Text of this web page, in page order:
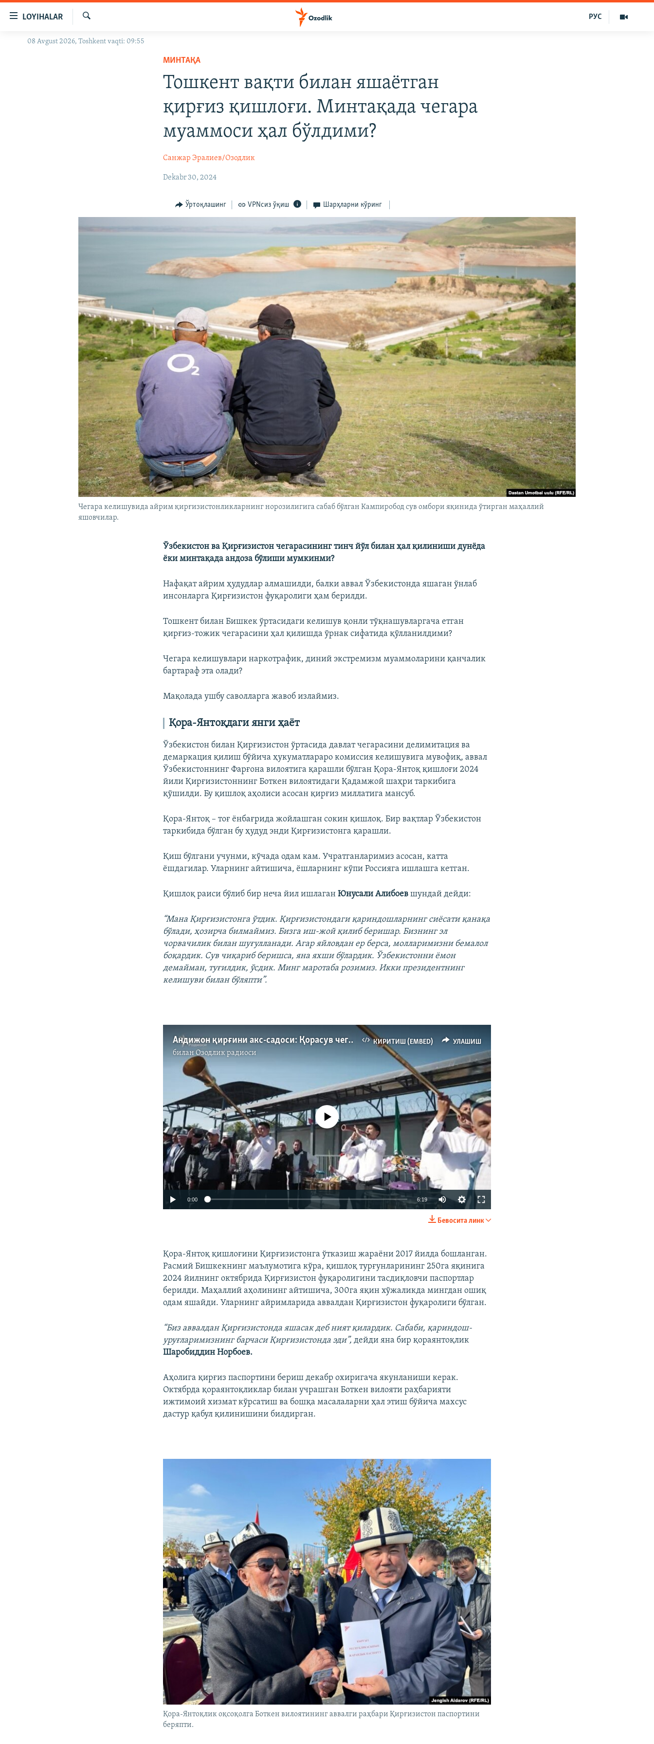
Бош
LOYIHALAR
OZODLIK SURISHTIRUVLARI
Излаш
РУС
08 Avgust 2026, Toshkent vaqti: 09:55
МИНТАҚА
Тошкент вақти билан яшаётган
қирғиз қишлоғи. Минтақада чегара
муаммоси ҳал бўлдими?
Санжар Эралиев/Озодлик
Dekabr 30, 2024
Ўртоқлашинг VPNсиз ўқиш Шарҳларни кўринг
Чегара келишувида айрим қирғизистонликларнинг норозилигига сабаб бўлган Кампиробод сув омбори яқинида ўтирган маҳаллий
яшовчилар.
Ўзбекистон ва Қирғизистон чегарасининг тинч йўл билан ҳал қилиниши дунёда
ёки минтақада андоза бўлиши мумкинми?
Нафақат айрим ҳудудлар алмашилди, балки аввал Ўзбекистонда яшаган ўнлаб
инсонларга Қирғизистон фуқаролиги ҳам берилди.
Тошкент билан Бишкек ўртасидаги келишув қонли тўқнашувларгача етган
қирғиз-тожик чегарасини ҳал қилишда ўрнак сифатида қўлланилдими?
Чегара келишувлари наркотрафик, диний экстремизм муаммоларини қанчалик
бартараф эта олади?
Мақолада ушбу саволларга жавоб излаймиз.
Қора-Янтоқдаги янги ҳаёт
Ўзбекистон билан Қирғизистон ўртасида давлат чегарасини делимитация ва
демаркация қилиш бўйича ҳукуматлараро комиссия келишувига мувофиқ, аввал
Ўзбекистоннинг Фарғона вилоятига қарашли бўлган Қора-Янтоқ қишлоғи 2024
йили Қирғизистоннинг Боткен вилоятидаги Қадамжой шаҳри таркибига
қўшилди. Бу қишлоқ аҳолиси асосан қирғиз миллатига мансуб.
Қора-Янтоқ – тоғ ёнбағрида жойлашган сокин қишлоқ. Бир вақтлар Ўзбекистон
таркибида бўлган бу ҳудуд энди Қирғизистонга қарашли.
Қиш бўлгани учунми, кўчада одам кам. Учратганларимиз асосан, катта
ёшдагилар. Уларнинг айтишича, ёшларнинг кўпи Россияга ишлашга кетган.
Қишлоқ раиси бўлиб бир неча йил ишлаганЮнусали Алибоев шундай дейди:
“Мана Қирғизистонга ўтдик. Қирғизистондаги қариндошларнинг сиёсати қанақа
бўлади, ҳозирча билмаймиз. Бизга иш-жой қилиб беришар. Бизнинг эл
чорвачилик билан шуғулланади. Агар яйловдан ер берса, молларимизни бемалол
боқардик. Сув чиқариб беришса, яна яхши бўлардик. Ўзбекистонни ёмон
демайман, туғилдик, ўсдик. Минг маротаба розимиз. Икки президентнинг
келишуви билан бўляпти”.
КИРИТИШ (EMBED) УЛАШИШ
Андижон қирғини акс-садоси: Қорасув чегараси очилди
биланОзодлик радиоси
Auto 240p 360p 480p
720p 1080p
Айни дамда медиа-манба мавжуд эмас
0:00 6:19 Auto
720p
1080p
Бевосита линк
Қора-Янтоқ қишлоғини Қирғизистонга ўтказиш жараёни 2017 йилда бошланган.
Расмий Бишкекнинг маълумотига кўра, қишлоқ турғунларининг 250га яқинига
2024 йилнинг октябрида Қирғизистон фуқаролигини тасдиқловчи паспортлар
берилди. Маҳаллий аҳолининг айтишича, 300га яқин хўжаликда мингдан ошиқ
одам яшайди. Уларнинг айримларида аввалдан Қирғизистон фуқаролиги бўлган.
“Биз аввалдан Қирғизистонда яшасак деб ният қилардик. Сабаби, қариндош-
уруғларимизнинг барчаси Қирғизистонда эди”,дейди яна бир қораянтоқлик
Шаробиддин Норбоев.
Аҳолига қирғиз паспортини бериш декабр охиригача якунланиши керак.
Октябрда қораянтоқликлар билан учрашган Боткен вилояти раҳбарияти
ижтимоий хизмат кўрсатиш ва бошқа масалаларни ҳал этиш бўйича махсус
дастур қабул қилинишини билдирган.
Қора-Янтоқлик оқсоқолга Боткен вилоятининг аввалги раҳбари Қирғизистон паспортини
беряпти.